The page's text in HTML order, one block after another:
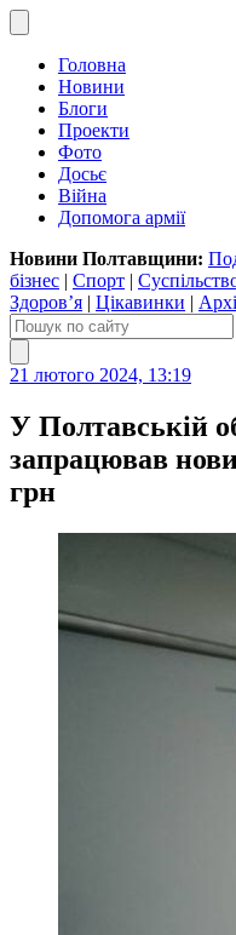
Головна
Новини
Блоги
Проекти
Фото
Досьє
Війна
Допомога армії
Новини Полтавщини:
бізнес | Спорт |
Здоров’я | Цікавинки |
21 лютого 2024, 13:19
У Полтавській
запрацював
грн